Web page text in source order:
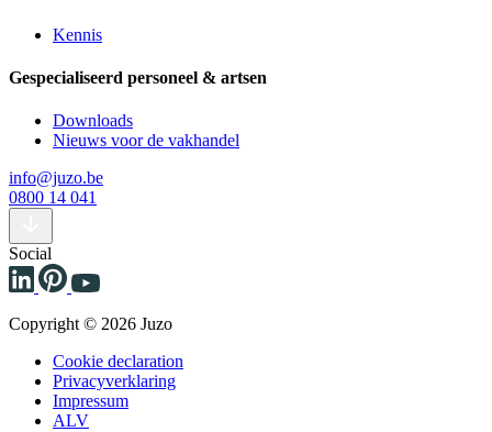
Kennis
Gespecialiseerd personeel & artsen
Downloads
Nieuws voor de vakhandel
info@juzo.be
0800 14 041
Social
Copyright © 2026 Juzo
Cookie declaration
Privacyverklaring
Impressum
ALV